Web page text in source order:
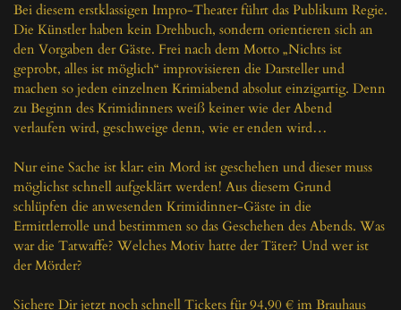
Bei diesem erstklassigen Impro-Theater führt das Publikum Regie.
Die Künstler haben kein Drehbuch, sondern orientieren sich an
den Vorgaben der Gäste. Frei nach dem Motto „Nichts ist
geprobt, alles ist möglich“ improvisieren die Darsteller und
machen so jeden einzelnen Krimiabend absolut einzigartig. Denn
zu Beginn des Krimidinners weiß keiner wie der Abend
verlaufen wird, geschweige denn, wie er enden wird…
Nur eine Sache ist klar: ein Mord ist geschehen und dieser muss
möglichst schnell aufgeklärt werden! Aus diesem Grund
schlüpfen die anwesenden Krimidinner-Gäste in die
Ermittlerrolle und bestimmen so das Geschehen des Abends. Was
war die Tatwaffe? Welches Motiv hatte der Täter? Und wer ist
der Mörder?
Sichere Dir jetzt noch schnell Tickets für 94,90 € im Brauhaus